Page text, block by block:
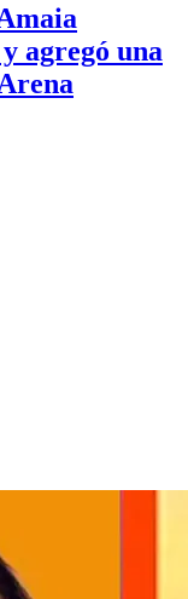
agregó una